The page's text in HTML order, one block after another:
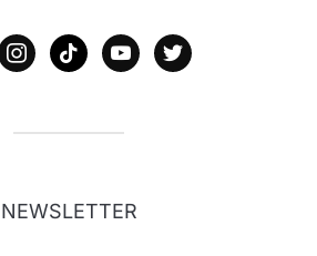
tiktok youtubetwitter
NEWSLETTER